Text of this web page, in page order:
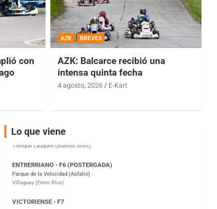
con
AZK BREVES
AZK: Balcarce recibió una
intensa quinta fecha
4 agosto, 2026 E-Kart
Lo que viene
COBERTURA ESPECIAL DE E-KART.COM.AR
IAME SERIES ARGENTINA 6
Ramiro Tot (Asfalto)
Baradero (Buenos Aires)
Parque de la Velocidad (Asfalto)
Victoria (Entre Ríos)